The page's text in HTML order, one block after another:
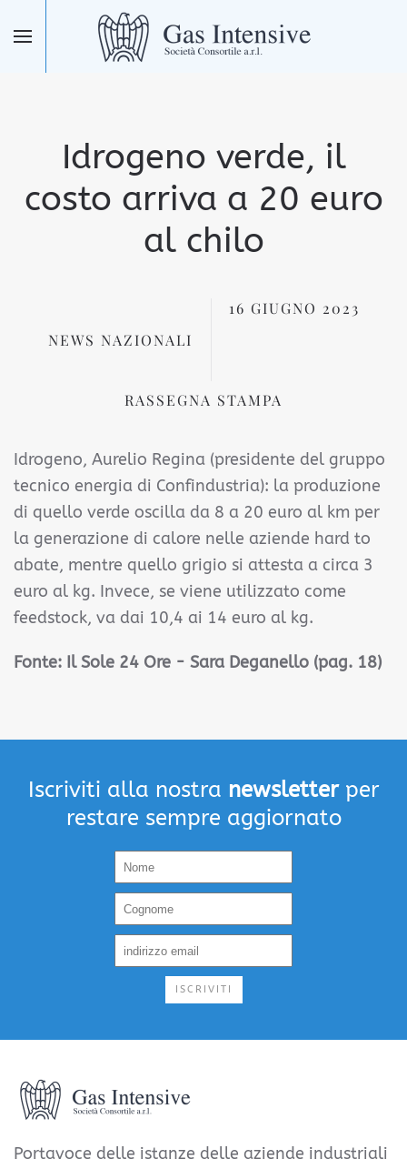
Skip to main content
Idrogeno verde, il
costo arriva a 20 euro
al chilo
NEWS NAZIONALI
16 GIUGNO 2023
RASSEGNA STAMPA
Idrogeno, Aurelio Regina (presidente del gruppo
tecnico energia di Confindustria): la produzione
di quello verde oscilla da 8 a 20 euro al km per
la generazione di calore nelle aziende hard to
abate, mentre quello grigio si attesta a circa 3
euro al kg. Invece, se viene utilizzato come
feedstock, va dai 10,4 ai 14 euro al kg.
Fonte: Il Sole 24 Ore - Sara Deganello (pag. 18)
Iscriviti alla nostra newsletterper
restare sempre aggiornato
ISCRIVITI
Portavoce delle istanze delle aziende industriali